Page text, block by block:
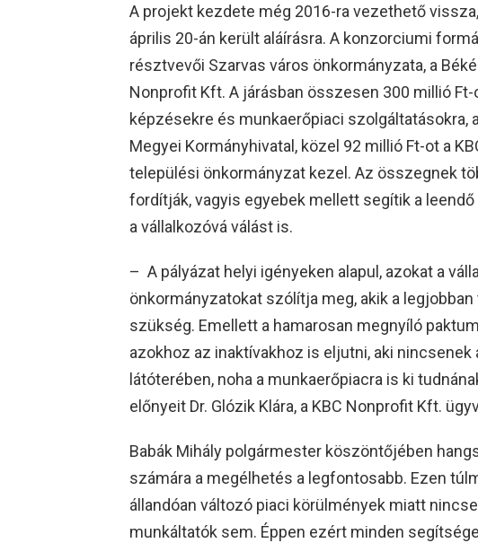
A projekt kezdete még 2016-ra vezethető
április 20-án került aláírásra. A konzorciumi
résztvevői Szarvas város önkormányzata, a
Nonprofit Kft. A járásban összesen 300 millió
képzésekre és munkaerőpiaci szolgáltatásokra,
Megyei Kormányhivatal, közel 92 millió Ft-ot a
települési önkormányzat kezel. Az összegnek
fordítják, vagyis egyebek mellett segítik a
a vállalkozóvá válást is.
– A pályázat helyi igényeken alapul, azokat a
önkormányzatokat szólítja meg, akik a
szükség. Emellett a hamarosan megnyíló
azokhoz az inaktívakhoz is eljutni, aki nincsenek
látóterében, noha a munkaerőpiacra is ki
előnyeit Dr. Glózik Klára, a KBC Nonprofit Kft.
Babák Mihály polgármester köszöntőjében
számára a megélhetés a legfontosabb. Ezen
állandóan változó piaci körülmények miatt
munkáltatók sem. Éppen ezért minden